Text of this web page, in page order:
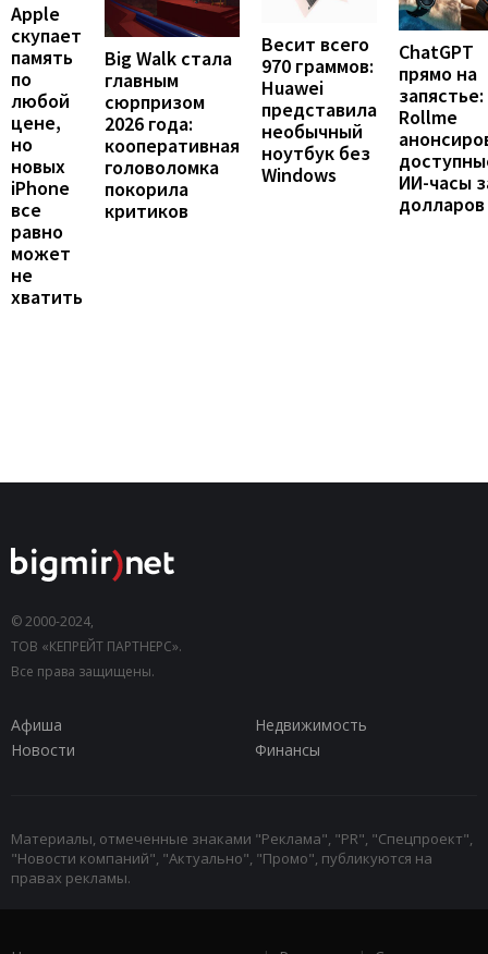
Apple
скупает
память
по
любой
цене,
но
новых
iPhone
все
равно
может
не
хватить
Big Walk стала
главным
сюрпризом
2026 года:
кооперативная
головоломка
покорила
критиков
Весит всего
970 граммов:
Huawei
представила
необычный
ноутбук без
Windows
ChatGPT
прямо на
запястье:
Rollme
ИИ-часы
долларов
© 2000-2024,
ТОВ «КЕПРЕЙТ ПАРТНЕРС».
Все права защищены.
Афиша
Недвижимость
Новости
Финансы
Материалы, отмеченные знаками "Реклама", "PR", "Спецпроект",
"Новости компаний", "Актуально", "Промо", публикуются на
правах рекламы.